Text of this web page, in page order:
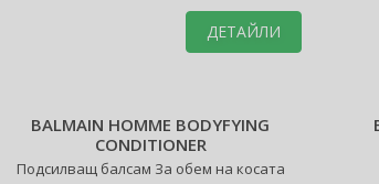
ДЕТАЙЛИ
BALMAIN HOMME BODYFYING
CONDITIONER
Подсилващ балсам За обем на косата